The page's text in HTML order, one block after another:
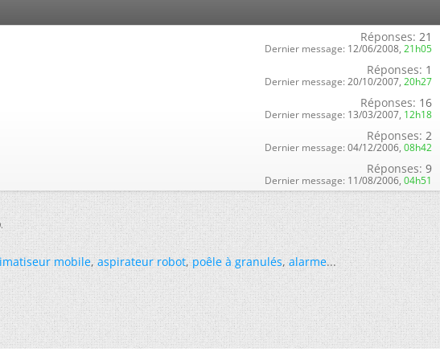
Réponses: 21
Dernier message: 12/06/2008, 21h05
Réponses: 1
Dernier message: 20/10/2007, 20h27
Réponses: 16
Dernier message: 13/03/2007, 12h18
Réponses: 2
Dernier message: 04/12/2006, 08h42
Réponses: 9
Dernier message: 11/08/2006, 04h51
.
mobile,aspirateur robot,poêle à granulés,alarme...